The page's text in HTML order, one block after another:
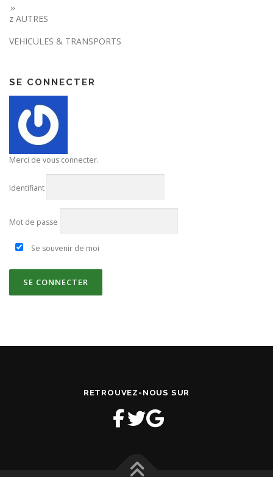
z AUTRES
VEHICULES & TRANSPORTS
SE CONNECTER
Merci de vous connecter.
Identifiant
Mot de passe
Se souvenir de moi
RETROUVEZ-NOUS SUR